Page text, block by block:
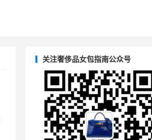
关注奢侈品女包指南公众号